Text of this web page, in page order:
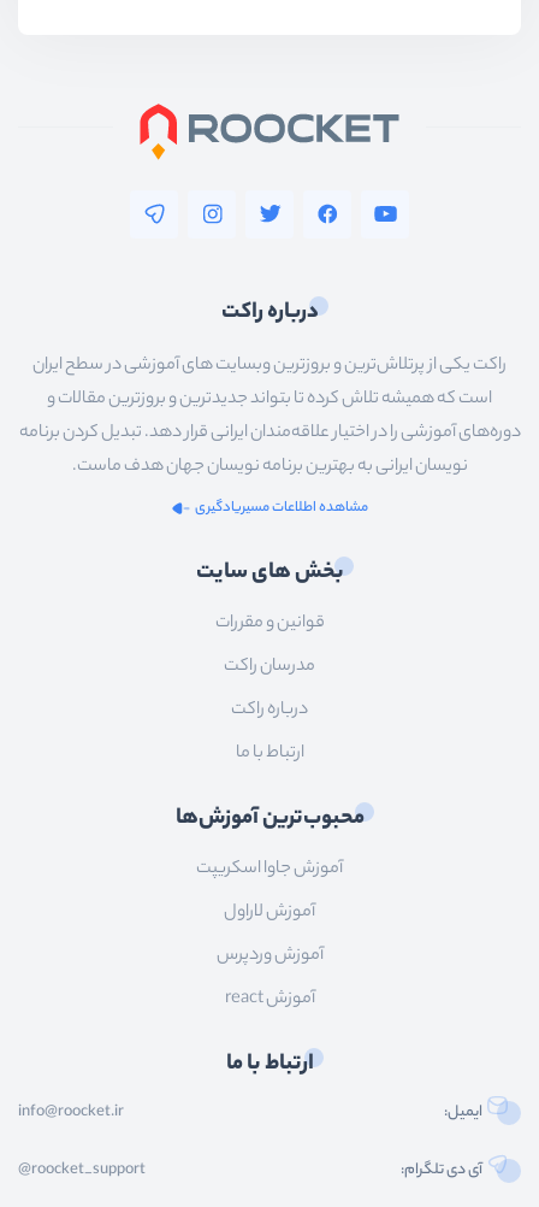
درباره راکت
راکت یکی از پرتلاش‌ترین و بروزترین وبسایت های آموزشی در سطح ایران
است که همیشه تلاش کرده تا بتواند جدیدترین و بروزترین مقالات و
دوره‌های آموزشی را در اختیار علاقه‌مندان ایرانی قرار دهد. تبدیل کردن برنامه
نویسان ایرانی به بهترین برنامه نویسان جهان هدف ماست.
مشاهده اطلاعات مسیریادگیری
بخش های سایت
قوانین و مقررات
مدرسان راکت
درباره راکت
ارتباط با ما
محبوب‌ترین آموزش‌ها
آموزش جاوا اسکریپت
آموزش لاراول
آموزش وردپرس
آموزش react
ارتباط با ما
ایمیل: info@roocket.ir
آی دی تلگرام: @roocket_support